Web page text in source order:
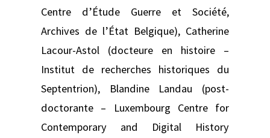
Centre d’Étude Guerre et Société,
Archives de l’État Belgique), Catherine
Lacour-Astol (docteure en histoire –
Institut de recherches historiques du
Septentrion), Blandine Landau (post-
doctorante – Luxembourg Centre for
Contemporary and Digital History